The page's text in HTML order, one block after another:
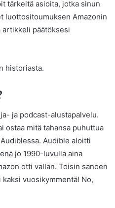
tärkeitä asioita, jotka sinun
luottositoumuksen Amazonin
artikkeli päätöksesi
historiasta.
ja podcast-alustapalvelu.
ostaa mitä tahansa puhuttua
Audible aloitti
jo 1990-luvulla aina
otti vallan. Toisin sanoen
vuosikymmentä! No,